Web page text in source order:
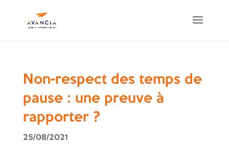
Non-respect des temps de
pause : une preuve à
rapporter ?
25/08/2021